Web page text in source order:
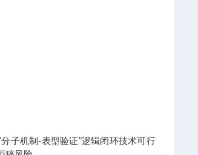
子机制-表型验证"逻辑闭环技术可行